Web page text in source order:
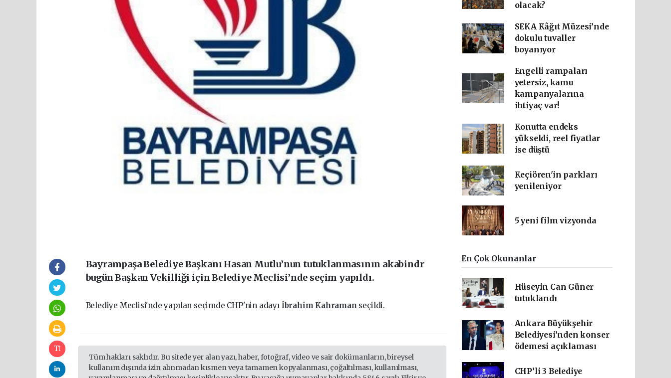
Bayrampaşa Belediye Başkanı Hasan Mutlu’nun tutuklanmasının akabindr
bugün Başkan Vekilliği için Belediye Meclisi’nde seçim yapıldı.
Belediye Meclisi'nde yapılan seçimde CHP'nin adayı İbrahim Kahraman seçildi.
Tüm hakları saklıdır. Bu sitede yer alan yazı, haber, fotoğraf, video ve sair dokümanların, bireysel
kullanım dışında izin alınmadan kısmen veya tamamen kopyalanması, çoğaltılması, kullanılması,
olacak?
SEKA Kâğıt Müzesi’nde
dokulu tuvaller
boyanıyor
Engelli rampaları
yetersiz, kamu
kampanyalarına
ihtiyaç var!
Konutta endeks
yükseldi, reel fiyatlar
ise düştü
Keçiören'in parkları
yenileniyor
5 yeni film vizyonda
En Çok Okunanlar
Hüseyin Can Güner
tutuklandı
Ankara Büyükşehir
Belediyesi’nden konser
ödemesi açıklaması
CHP’li 3 Belediye